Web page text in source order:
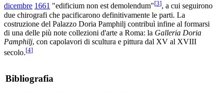
dicembre 1661 "edificium non est demolendum"[3], a cui seguirono
due chirografi che pacificarono definitivamente le parti. La
costruzione del Palazzo Doria Pamphilj contribuì infine al formarsi
di una delle più note collezioni d'arte a Roma: la Galleria Doria
Pamphilj, con capolavori di scultura e pittura dal XV al XVIII
secolo.[4]
Bibliografia